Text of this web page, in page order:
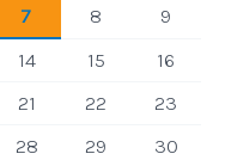
7 8
9
14 15
16
21 22
23
28 29
30